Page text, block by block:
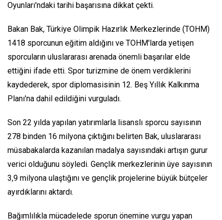
Oyunları'ndaki tarihi başarısına dikkat çekti.
Bakan Bak, Türkiye Olimpik Hazırlık Merkezlerinde (TOHM)
1418 sporcunun eğitim aldığını ve TOHM'larda yetişen
sporcuların uluslararası arenada önemli başarılar elde
ettiğini ifade etti. Spor turizmine de önem verdiklerini
kaydederek, spor diplomasisinin 12. Beş Yıllık Kalkınma
Planı'na dahil edildiğini vurguladı.
Son 22 yılda yapılan yatırımlarla lisanslı sporcu sayısının
278 binden 16 milyona çıktığını belirten Bak, uluslararası
müsabakalarda kazanılan madalya sayısındaki artışın gurur
verici olduğunu söyledi. Gençlik merkezlerinin üye sayısının
3,9 milyona ulaştığını ve gençlik projelerine büyük bütçeler
ayırdıklarını aktardı.
Bağımlılıkla mücadelede sporun önemine vurgu yapan